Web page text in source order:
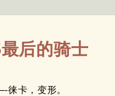
后的骑士
卡，变形。